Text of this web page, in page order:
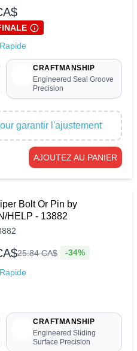
CRAFTMANSHIP
Engineered Seal Groove
Precision
garantir l'ajustement
AJOUTEZ AU PANIER
Bolt Or Pin by
HELP - 13882
25.84CA$ -34%
CRAFTMANSHIP
Engineered Sliding
Surface Precision